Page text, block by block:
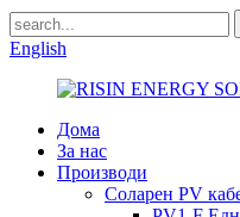
English
Дома
За нас
Производи
Соларен PV